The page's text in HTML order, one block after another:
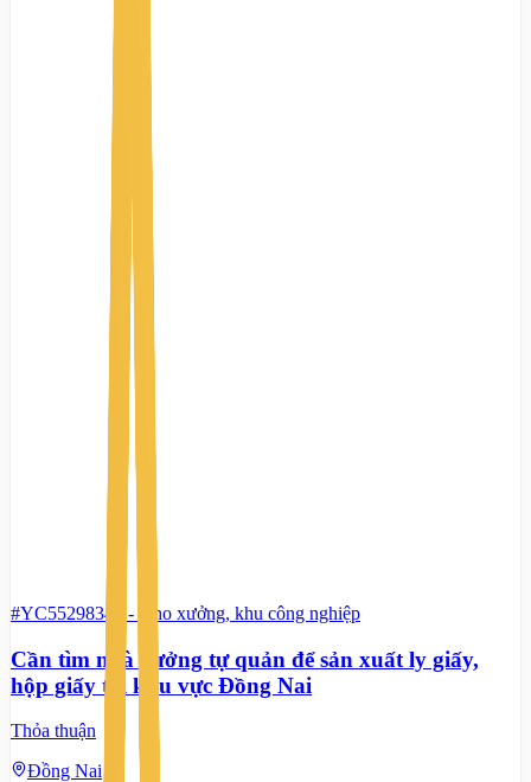
#YC55298347 - Kho xưởng, khu công nghiệp
Cần tìm nhà xưởng tự quản để sản xuất ly giấy,
hộp giấy tại khu vực Đồng Nai
Thỏa thuận
Đồng Nai